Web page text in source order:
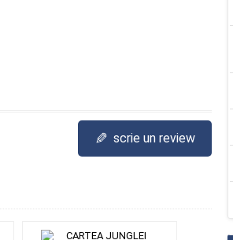
✎ scrie un review